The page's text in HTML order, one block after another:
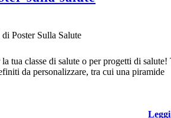
Poster Sulla Salute
tua classe di salute o per progetti di salute!
da personalizzare, tra cui una piramide